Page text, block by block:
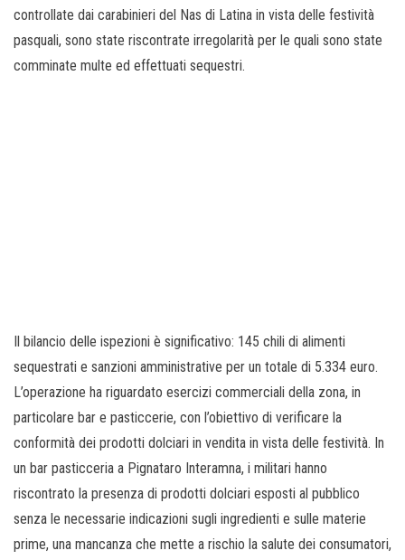
controllate dai carabinieri del Nas di Latina in vista delle festività
pasquali, sono state riscontrate irregolarità per le quali sono state
comminate multe ed effettuati sequestri.
Il bilancio delle ispezioni è significativo: 145 chili di alimenti
sequestrati e sanzioni amministrative per un totale di 5.334 euro.
L’operazione ha riguardato esercizi commerciali della zona, in
particolare bar e pasticcerie, con l’obiettivo di verificare la
conformità dei prodotti dolciari in vendita in vista delle festività. In
un bar pasticceria a Pignataro Interamna, i militari hanno
riscontrato la presenza di prodotti dolciari esposti al pubblico
senza le necessarie indicazioni sugli ingredienti e sulle materie
prime, una mancanza che mette a rischio la salute dei consumatori,